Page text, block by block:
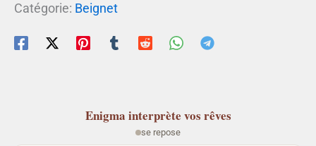
Catégorie: Beignet
Enigma interprète vos rêves
se repose